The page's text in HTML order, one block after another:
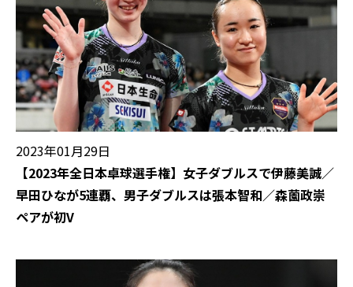
2023年01月29日
【2023年全日本卓球選手権】女子ダブルスで伊藤美誠／
早田ひなが5連覇、男子ダブルスは張本智和／森薗政崇
ペアが初V